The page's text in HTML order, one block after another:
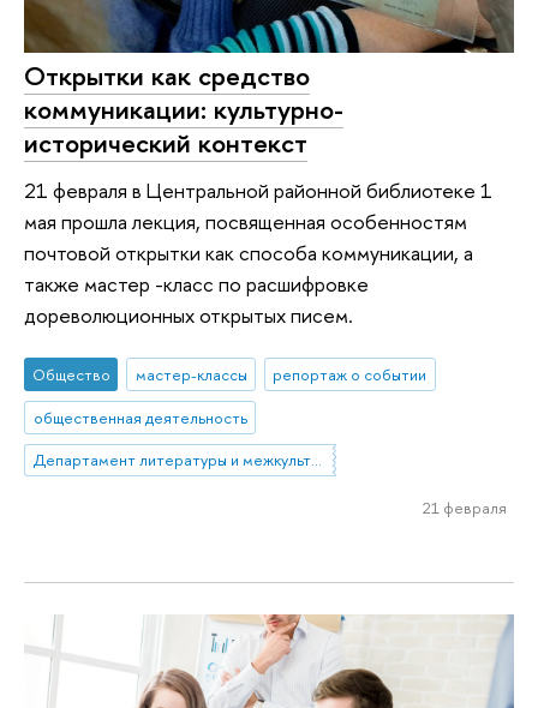
Открытки как средство
коммуникации: культурно-
исторический контекст
21 февраля в Центральной районной библиотеке 1
мая прошла лекция, посвященная особенностям
почтовой открытки как способа коммуникации, а
также мастер -класс по расшифровке
дореволюционных открытых писем.
Общество мастер-классы
репортаж о событии
общественная деятельность
Департамент литературы и межкультурной коммуникации
21 февраля